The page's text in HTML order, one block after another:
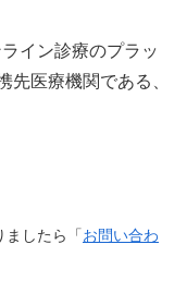
イン診療のプラッ
先医療機関である、
したら「お問い合わ